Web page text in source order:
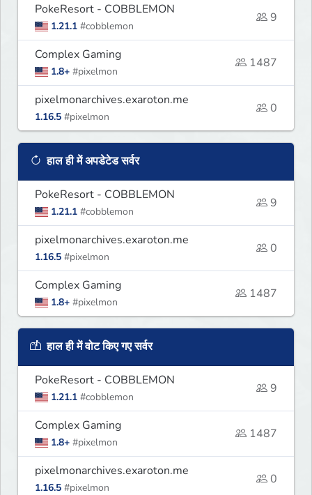
PokeResort - COBBLEMON
1.21.1 #cobblemon
9
Complex Gaming
1.8+ #pixelmon
1487
pixelmonarchives.exaroton.me
1.16.5 #pixelmon
0
हाल ही में अपडेटेड सर्वर
PokeResort - COBBLEMON
1.21.1 #cobblemon
9
pixelmonarchives.exaroton.me
1.16.5 #pixelmon
0
Complex Gaming
1.8+ #pixelmon
1487
हाल ही में वोट किए गए सर्वर
PokeResort - COBBLEMON
1.21.1 #cobblemon
9
Complex Gaming
1.8+ #pixelmon
1487
pixelmonarchives.exaroton.me
1.16.5 #pixelmon
0